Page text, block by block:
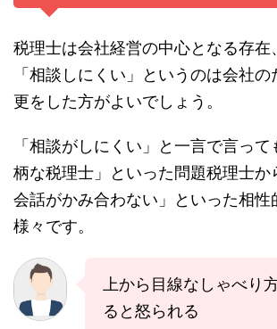
税理士は会社経営の中心となる存在
「相談しにくい」というのは会社
更をした方がよいでしょう。
「相談がしにくい」と一言で言っ
柄な税理士」といった問題税理士か
会話がかみ合わない」といった相性
様々です。
上から目線なしゃべり
ると怒られる